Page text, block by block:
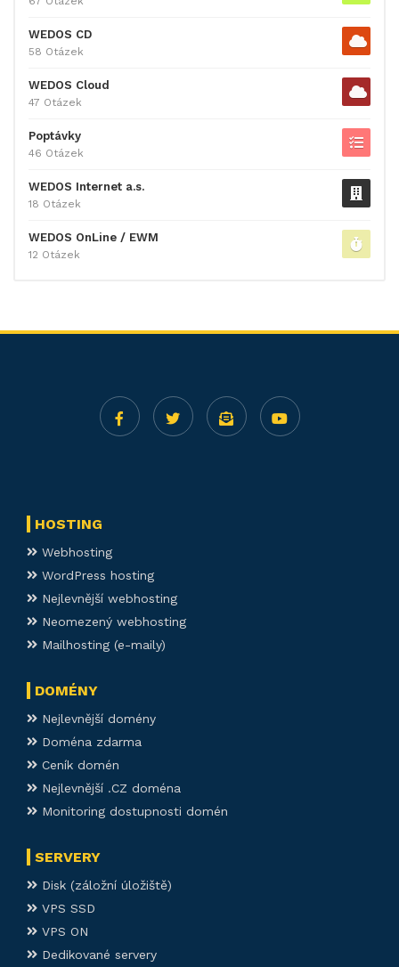
WEDOS CD
58 Otázek
WEDOS Cloud
47 Otázek
Poptávky
46 Otázek
WEDOS Internet a.s.
18 Otázek
WEDOS OnLine / EWM
12 Otázek
HOSTING
Webhosting
WordPress hosting
Nejlevnější webhosting
Neomezený webhosting
Mailhosting (e-maily)
DOMÉNY
Nejlevnější domény
Doména zdarma
Ceník domén
Nejlevnější .CZ doména
Monitoring dostupnosti domén
SERVERY
Disk (záložní úložiště)
VPS SSD
VPS ON
Dedikované servery